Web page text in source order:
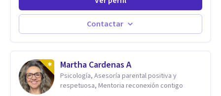
herramientas fundamentales para crecer y fortalecer tu
mente, alma y SER. El cómo percibimos y manejamos
nuestros diarios sucesos es el detonator que nos lleva al
resultado de efectos impactantes que se nos quedaran
es derecho de toda la GENTE.
Contactar
Martha Cardenas A
Psicología, Asesoría parental positiva y
respetuosa, Mentoria reconexión contigo